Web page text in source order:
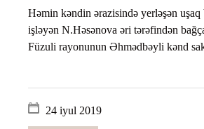
Həmin kəndin ərazisində yerləşən uşaq
işləyən N.Həsənova əri tərəfindən
Füzuli rayonunun Əhmədbəyli kənd
24 iyul 2019